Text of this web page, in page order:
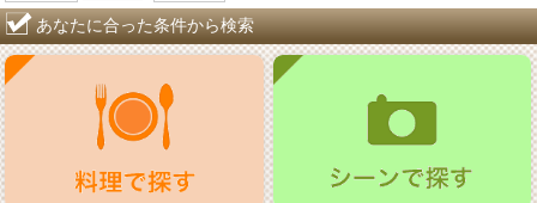
あなたに合った条件から検索